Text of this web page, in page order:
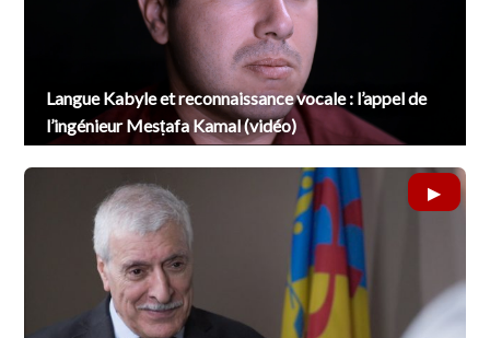
Langue Kabyle et reconnaissance vocale : l’appel de
l’ingénieur Mesṭafa Kamal (vidéo)